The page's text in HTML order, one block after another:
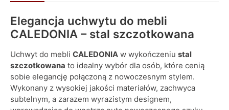
Elegancja uchwytu do mebli
CALEDONIA – stal szczotkowana
Uchwyt do mebli CALEDONIA w wykończeniu stal
szczotkowana to idealny wybór dla osób, które cenią
sobie elegancję połączoną z nowoczesnym stylem.
Wykonany z wysokiej jakości materiałów, zachwyca
subtelnym, a zarazem wyrazistym designem,